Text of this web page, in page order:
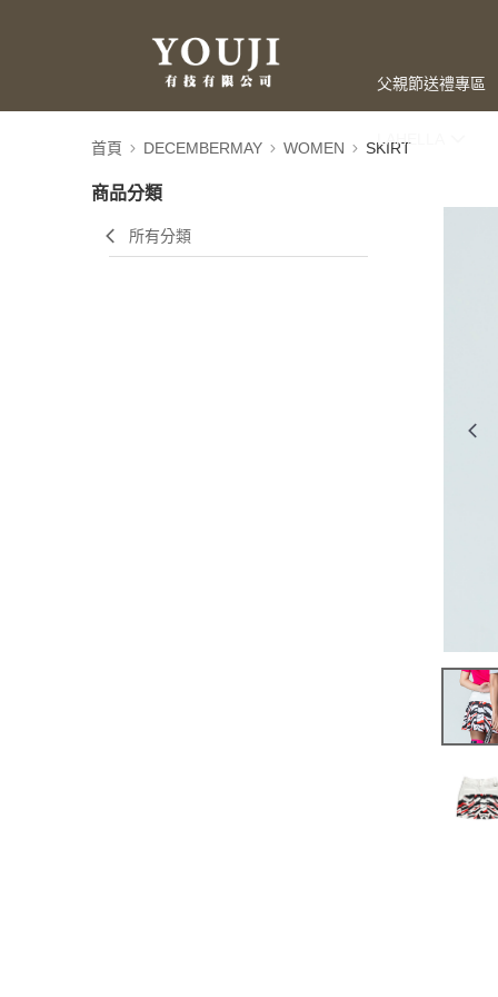
父親節送禮專區
LAHELLA
首頁 DECEMBERMAY WOMEN SKIRT
商品分類
所有分類